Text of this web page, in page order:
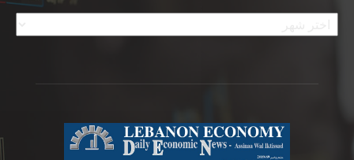
الأرشيف